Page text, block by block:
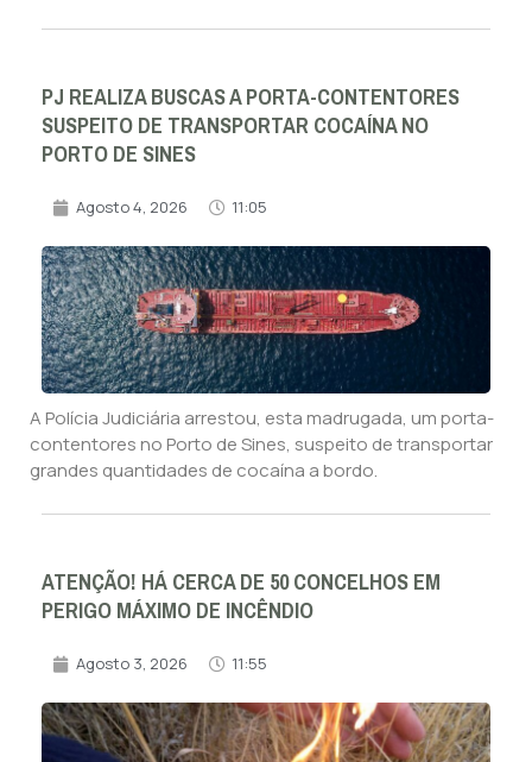
PJ REALIZA BUSCAS A PORTA-CONTENTORES
SUSPEITO DE TRANSPORTAR COCAÍNA NO
PORTO DE SINES
Agosto 4, 2026 11:05
A Polícia Judiciária arrestou, esta madrugada, um porta-
contentores no Porto de Sines, suspeito de transportar
grandes quantidades de cocaína a bordo.
ATENÇÃO! HÁ CERCA DE 50 CONCELHOS EM
PERIGO MÁXIMO DE INCÊNDIO
Agosto 3, 2026 11:55